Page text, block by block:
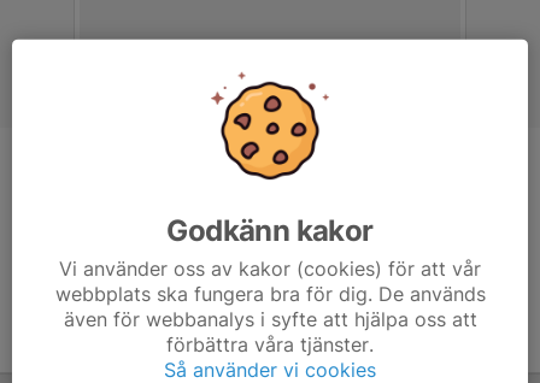
Godkänn kakor
Vi använder oss av kakor (cookies) för att vår
webbplats ska fungera bra för dig. De används
även för webbanalys i syfte att hjälpa oss att
förbättra våra tjänster.
Så använder vi cookies